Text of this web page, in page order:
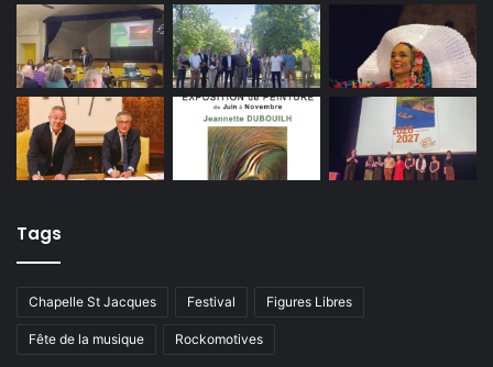
Tags
Chapelle St Jacques Festival Figures Libres
Fête de la musique Rockomotives